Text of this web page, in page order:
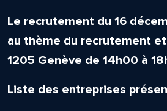
Le recrutement du 16
au thème du recrutement et
1205 Genève de 14h00 à
Liste des entreprises